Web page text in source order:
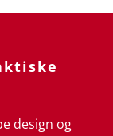
design og